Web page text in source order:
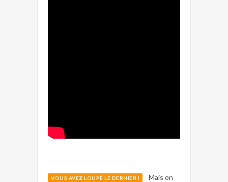
VOUS AVEZ LOUPÉ LE DERNIER !
Mais on